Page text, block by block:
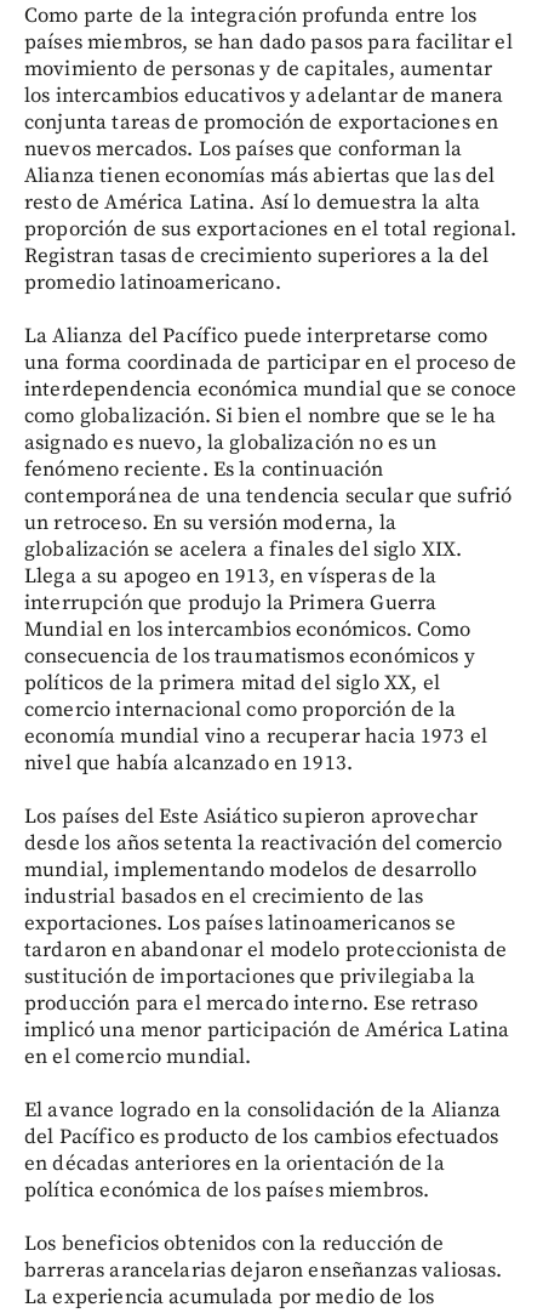
Como parte de la integración profunda entre los
países miembros, se han dado pasos para facilitar el
movimiento de personas y de capitales, aumentar
los intercambios educativos y adelantar de manera
conjunta tareas de promoción de exportaciones en
nuevos mercados. Los países que conforman la
Alianza tienen economías más abiertas que las del
resto de América Latina. Así lo demuestra la alta
proporción de sus exportaciones en el total regional.
Registran tasas de crecimiento superiores a la del
promedio latinoamericano.
La Alianza del Pacífico puede interpretarse como
una forma coordinada de participar en el proceso de
interdependencia económica mundial que se conoce
como globalización. Si bien el nombre que se le ha
asignado es nuevo, la globalización no es un
fenómeno reciente. Es la continuación
contemporánea de una tendencia secular que sufrió
un retroceso. En su versión moderna, la
globalización se acelera a finales del siglo XIX.
Llega a su apogeo en 1913, en vísperas de la
interrupción que produjo la Primera Guerra
Mundial en los intercambios económicos. Como
consecuencia de los traumatismos económicos y
políticos de la primera mitad del siglo XX, el
comercio internacional como proporción de la
economía mundial vino a recuperar hacia 1973 el
nivel que había alcanzado en 1913.
Los países del Este Asiático supieron aprovechar
desde los años setenta la reactivación del comercio
mundial, implementando modelos de desarrollo
industrial basados en el crecimiento de las
exportaciones. Los países latinoamericanos se
tardaron en abandonar el modelo proteccionista de
sustitución de importaciones que privilegiaba la
producción para el mercado interno. Ese retraso
implicó una menor participación de América Latina
en el comercio mundial.
El avance logrado en la consolidación de la Alianza
del Pacífico es producto de los cambios efectuados
en décadas anteriores en la orientación de la
política económica de los países miembros.
Los beneficios obtenidos con la reducción de
barreras arancelarias dejaron enseñanzas valiosas.
La experiencia acumulada por medio de los